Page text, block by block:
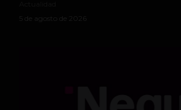
5 de agosto de 2026